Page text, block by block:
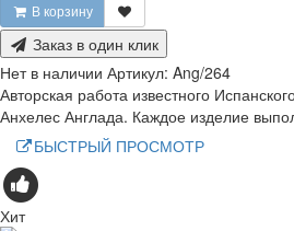
В корзину
Заказ в один клик
Нет в наличии Артикул: Ang/264
Авторская работа известного
Анхелес Англада. Каждое изделие
БЫСТРЫЙ ПРОСМОТР
Хит